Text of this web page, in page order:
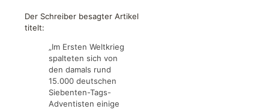
Der Schreiber besagter Artikel
titelt:
„Im Ersten Weltkrieg
spalteten sich von
den damals rund
15.000 deutschen
Siebenten-Tags-
Adventisten einige